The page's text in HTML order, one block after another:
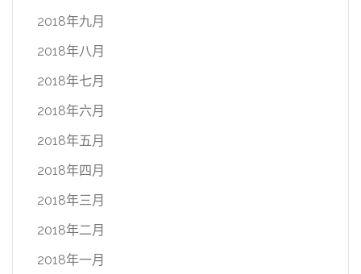
2018年九月
2018年八月
2018年七月
2018年六月
2018年五月
2018年四月
2018年三月
2018年二月
2018年一月